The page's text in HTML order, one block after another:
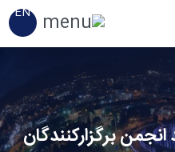
EN
برگزارکنندگان